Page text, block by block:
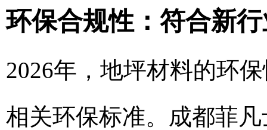
环保合规性：符合新
2026年，地坪材料的环
相关环保标准。成都菲